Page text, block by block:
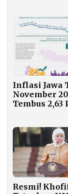
Inflasi Jawa
November
Tembus 2,63
Resmi!